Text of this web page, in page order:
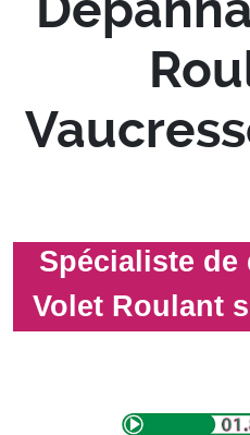
Spécialiste de
Volet Roulant